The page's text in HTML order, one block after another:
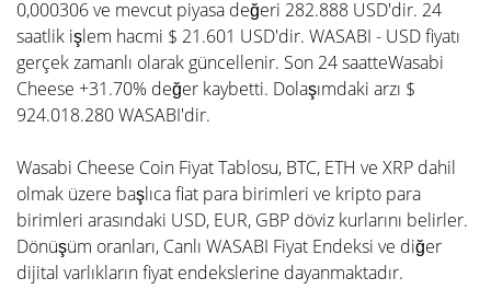
0,000306 ve mevcut piyasa değeri 282.888 USD'dir. 24
saatlik işlem hacmi $ 21.601 USD'dir. WASABI - USD fiyatı
gerçek zamanlı olarak güncellenir. Son 24 saatteWasabi
Cheese +31.70% değer kaybetti. Dolaşımdaki arzı $
924.018.280 WASABI'dir.
Wasabi Cheese Coin Fiyat Tablosu, BTC, ETH ve XRP dahil
olmak üzere başlıca fiat para birimleri ve kripto para
birimleri arasındaki USD, EUR, GBP döviz kurlarını belirler.
Dönüşüm oranları, Canlı WASABI Fiyat Endeksi ve diğer
dijital varlıkların fiyat endekslerine dayanmaktadır.